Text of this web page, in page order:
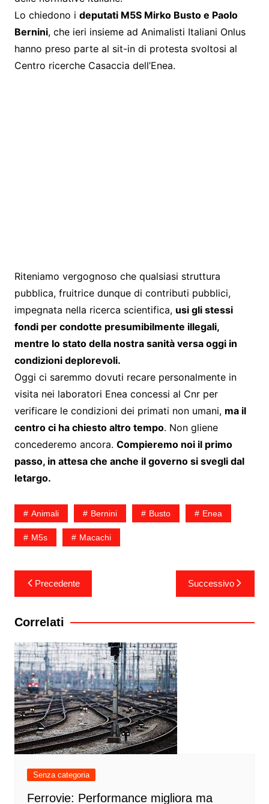
Lo chiedono i deputati M5S Mirko Busto e Paolo
Bernini, che ieri insieme ad Animalisti Italiani Onlus
hanno preso parte al sit-in di protesta svoltosi al
Centro ricerche Casaccia dell’Enea.
Riteniamo vergognoso che qualsiasi struttura
pubblica, fruitrice dunque di contributi pubblici,
impegnata nella ricerca scientifica, usi gli stessi
fondi per condotte presumibilmente illegali,
mentre lo stato della nostra sanità versa oggi in
condizioni deplorevoli.
Oggi ci saremmo dovuti recare personalmente in
visita nei laboratori Enea concessi al Cnr per
verificare le condizioni dei primati non umani, ma il
centro ci ha chiesto altro tempo. Non gliene
concederemo ancora. Compieremo noi il primo
passo, in attesa che anche il governo si svegli dal
letargo.
Animali Bernini Busto Enea
M5s Macachi
Navigazione
articoli
Precedente Successivo
Correlati
Senza categoria
Ferrovie: Performance migliora ma